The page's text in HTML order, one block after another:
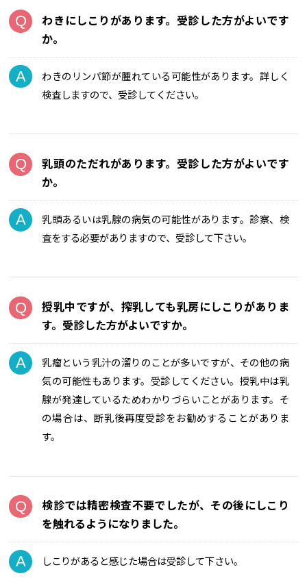
わきにしこりがあります。受診した方がよいです
か。
わきのリンパ節が腫れている可能性があります。詳しく
検査しますので、受診してください。
乳頭のただれがあります。受診した方がよいです
か。
乳頭あるいは乳腺の病気の可能性があります。診察、検
査をする必要がありますので、受診して下さい。
授乳中ですが、搾乳しても乳房にしこりがありま
す。受診した方がよいですか。
乳瘤という乳汁の溜りのことが多いですが、その他の病
気の可能性もあります。受診してください。授乳中は乳
腺が発達しているためわかりづらいことがあります。そ
の場合は、断乳後再度受診をお勧めすることがありま
す。
検診では精密検査不要でしたが、その後にしこり
を触れるようになりました。
しこりがあると感じた場合は受診して下さい。